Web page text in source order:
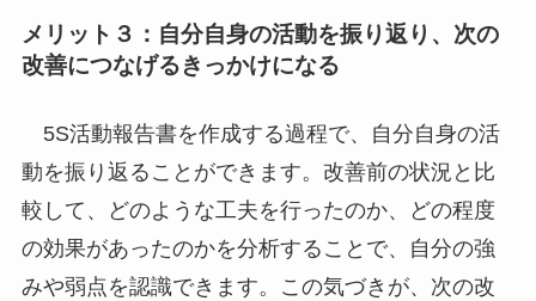
メリット３：自分自身の活動を振り返り、次の
改善につなげるきっかけになる
5S活動報告書を作成する過程で、自分自身の活
動を振り返ることができます。改善前の状況と比
較して、どのような工夫を行ったのか、どの程度
の効果があったのかを分析することで、自分の強
みや弱点を認識できます。この気づきが、次の改